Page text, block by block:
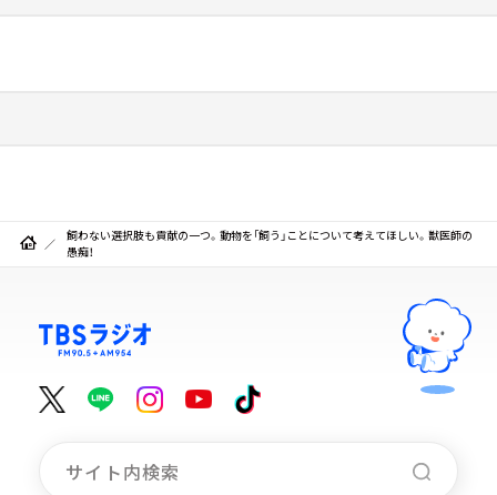
飼わない選択肢も貢献の一つ。動物を「飼う」ことについて考えてほしい。獣医師の
愚痴！